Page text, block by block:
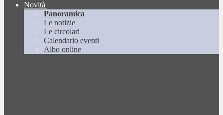
Novità
Panoramica
Le notizie
Le circolari
Calendario eventi
Albo online